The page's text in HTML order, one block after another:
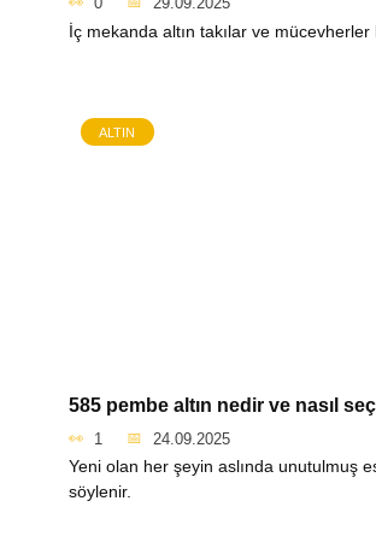
İç mekanda altın takılar ve
ALTIN
585 pembe altın nedir ve nasıl
1 24.09.2025
Yeni olan her şeyin aslında unutulmuş
söylenir.